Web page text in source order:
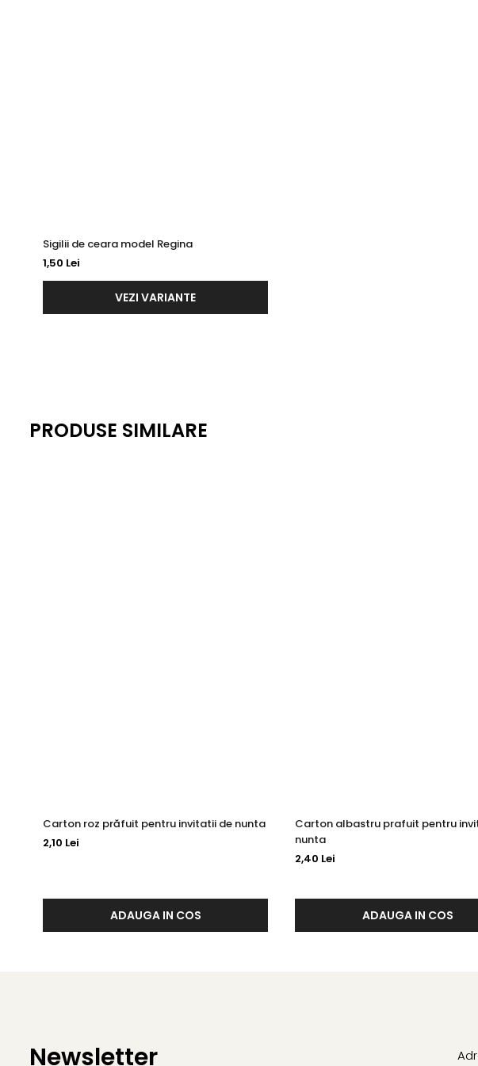
Sigilii de ceara model Regina
1,50 Lei
VEZI VARIANTE
PRODUSE SIMILARE
Carton roz prăfuit pentru invitatii de nunta
2,10 Lei
ADAUGA IN COS
Carton albastru prafuit pentru
nunta
2,40 Lei
ADAUGA IN COS
Newsletter